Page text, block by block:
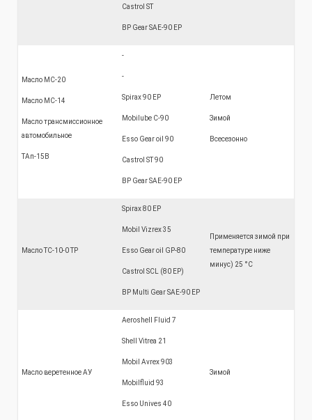
Castrol ST
BP Gear SAE-90 EP
Масло МС-20
Масло МС-14
Масло трансмиссионное
автомобильное
ТАп-15В
-
-
Spirax 90 EP
Mobilube С-90
Esso Gear oil 90
Castrol ST 90
BP Gear SAE-90 EP
Летом
Зимой
Всесезонно
Масло ТС-10-0 TP
Spirax 80 EP
Mobil Vizrex 35
Esso Gear oil GP-80
Castrol SCL (80 EP)
BP Multi Gear SAE-90 EP
Применяется зимой при
температуре ниже
минус) 25 °С
Масло веретенное АУ
Aeroshell Fluid 7
Shell Vitrea 21
Mobil Avrex 903
Mobilfluid 93
Esso Unives 40
Зимой